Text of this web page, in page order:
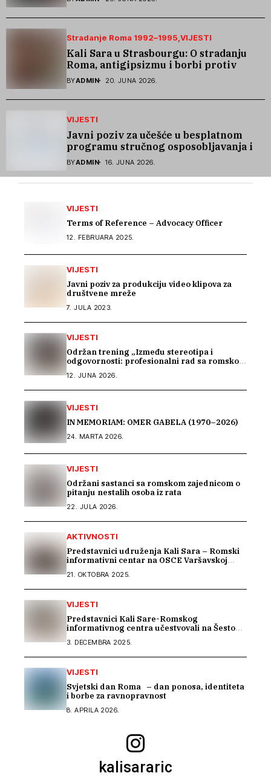
Stradanje Roma 1992–1995 VIJESTI
Kali Sara u Strasbourgu: O stradanju
Roma, antigipsizmu i borbi protiv
govora mržnje
BYADMIN 20. JUNA 2026.
VIJESTI
Javni poziv za učešće u besplatnom
programu stručnog osposobljavanja i
podrške pri zapošljavanju
BYADMIN 16. JUNA 2026.
VIJESTI
Terms of Reference – Advocacy Officer
12. FEBRUARA 2025.
VIJESTI
Javni poziv za produkciju video klipova za
društvene mreže
7. JULA 2023.
VIJESTI
Održan trening „Između stereotipa i
odgovornosti: profesionalni rad sa romskom
12. JUNA 2026.
VIJESTI
IN MEMORIAM: OMER GABELA (1970–2026)
24. MARTA 2026.
VIJESTI
Održani sastanci sa romskom zajednicom o
pitanju nestalih osoba iz rata
22. JULA 2026.
AKTIVNOSTI
Predstavnici udruženja Kali Sara – Romski
informativni centar na OSCE Varšavskoj
Roma na području Podrinja u periodu 1992–
1995. godine
21. OKTOBRA 2025.
VIJESTI
Predstavnici Kali Sare-Romskog
informativnog centra učestvovali na Šestom
3. DECEMBRA 2025.
VIJESTI
Svjetski dan Roma – dan ponosa, identiteta
i borbe za ravnopravnost
8. APRILA 2026.
kalisararic